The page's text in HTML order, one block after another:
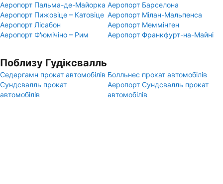
Аеропорт Пальма-де-Майорка Аеропорт Барселона
Аеропорт Пижовіце – Катовіце Аеропорт Мілан-Мальпенса
Аеропорт Лісабон
Аеропорт Меммінген
Аеропорт Ф'юмічіно – Рим
Аеропорт Франкфурт-на-Майні
Поблизу Гудіксвалль
Седергамн прокат автомобілів Болльнес прокат автомобілів
Сундсвалль прокат
автомобілів
Аеропорт Сундсвалль прокат
автомобілів